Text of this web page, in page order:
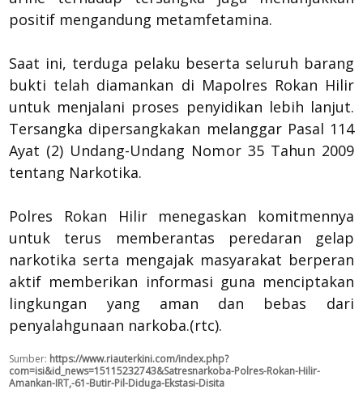
positif mengandung metamfetamina.
Saat ini, terduga pelaku beserta seluruh barang
bukti telah diamankan di Mapolres Rokan Hilir
untuk menjalani proses penyidikan lebih lanjut.
Tersangka dipersangkakan melanggar Pasal 114
Ayat (2) Undang-Undang Nomor 35 Tahun 2009
tentang Narkotika.
Polres Rokan Hilir menegaskan komitmennya
untuk terus memberantas peredaran gelap
narkotika serta mengajak masyarakat berperan
aktif memberikan informasi guna menciptakan
lingkungan yang aman dan bebas dari
penyalahgunaan narkoba.(rtc).
Sumber: https://www.riauterkini.com/index.php?
com=isi&id_news=15115232743&Satresnarkoba-Polres-Rokan-Hilir-
Amankan-IRT,-61-Butir-Pil-Diduga-Ekstasi-Disita